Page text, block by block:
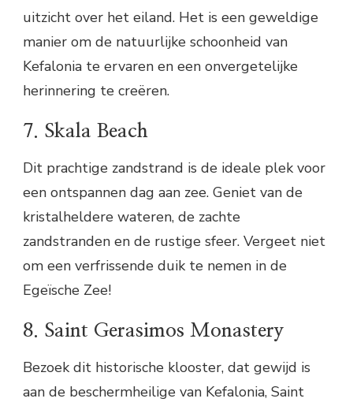
uitzicht over het eiland. Het is een geweldige
manier om de natuurlijke schoonheid van
Kefalonia te ervaren en een onvergetelijke
herinnering te creëren.
7. Skala Beach
Dit prachtige zandstrand is de ideale plek voor
een ontspannen dag aan zee. Geniet van de
kristalheldere wateren, de zachte
zandstranden en de rustige sfeer. Vergeet niet
om een verfrissende duik te nemen in de
Egeïsche Zee!
8. Saint Gerasimos Monastery
Bezoek dit historische klooster, dat gewijd is
aan de beschermheilige van Kefalonia, Saint